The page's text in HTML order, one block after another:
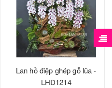
Lan hồ điệp ghép gỗ lũa -
LHD1214